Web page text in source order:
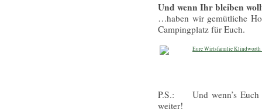
Und wenn Ihr bleiben
…haben wir gemütliche
Campingplatz für Euch.
P.S.: Und wenn’s Euch
weiter!